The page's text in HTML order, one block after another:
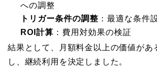
への調整
トリガー条件の調整 ：最適な条件
ROI計算 ：費用対効果の検証
結果として、月額料金以上の価値があ
し、継続利用を決定しました。